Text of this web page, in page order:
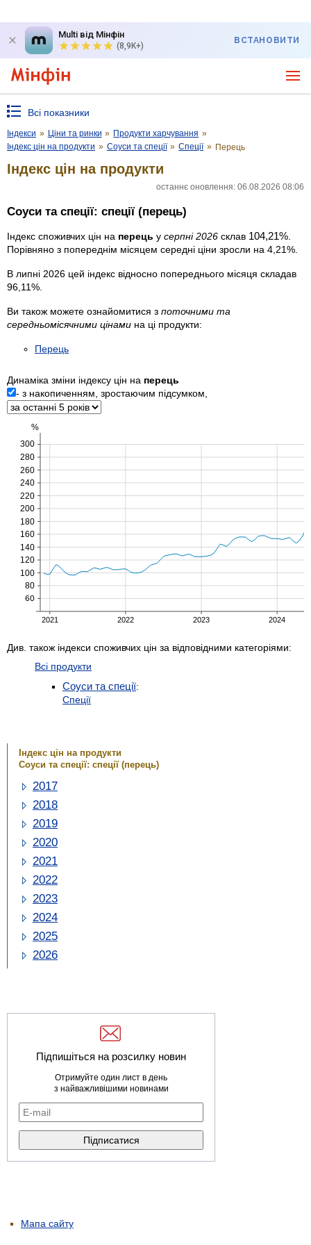
Multi від Мінфін
(8,9K+)
ВСТАНОВИТИ
Всі показники
Індекси » Ціни та ринки » Продукти харчування »
Індекс цін на продукти » Соуси та спеції » Спеції » Перець
Індекс цін на продукти
останнє оновлення: 06.08.2026 08:06
Соуси та спеції: спеції (перець)
Індекс споживчих цін на перець у серпні 2026 склав 104,21%
Порівняно з попереднім місяцем середні ціни зросли на 4,21%.
В липні 2026 цей індекс відносно попереднього місяця складав
96,11%.
Ви також можете ознайомитися з поточними та
середньомісячними цінами на ці продукти:
Перець
Динаміка зміни індексу цін на перець
- з накопиченням, зростаючим підсумком,
Див. також індекси споживчих цін за відповідними категоріями:
Всі продукти
Соуси та спеції:
Спеції
Індекс цін на продукти
Соуси та спеції: спеції (перець)
2017
2018
2019
2020
2021
2022
2023
2024
2025
2026
Підпишіться на розсилку новин
Отримуйте один лист в день
з найважливішими новинами
Мапа сайту